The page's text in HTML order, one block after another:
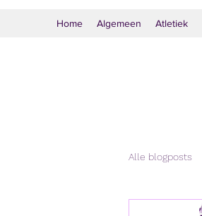
Home Algemeen Atletiek
Alle blogposts